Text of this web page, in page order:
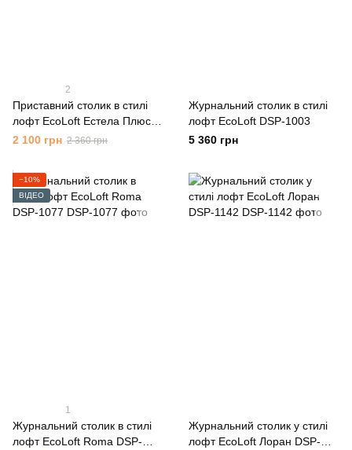
2
Приставний столик в стилі
лофт EcoLoft Естела Плюс
DSP-1067
2 100 грн 2 360 грн
Журнальний столик в стилі
лофт EcoLoft DSP-1003
5 360 грн
−10%
ВІДЕО
1
Журнальний столик в стилі
лофт EcoLoft Roma DSP-
Журнальний столик у стилі
лофт EcoLoft Лоран DSP-